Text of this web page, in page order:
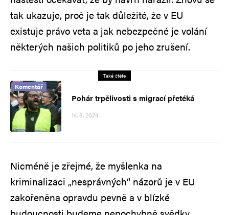
tak ukazuje, proč je tak důležité, že v EU
existuje právo veta a jak nebezpečné je volání
některých našich politiků po jeho zrušení.
Také čtěte
Komentář
Pohár trpělivosti s migrací přetéká
14. 8. 2024
Nicméně je zřejmé, že myšlenka na
kriminalizaci „nesprávných“ názorů je v EU
zakořeněna opravdu pevně a v blízké